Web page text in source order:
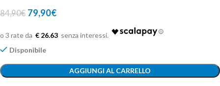
84,90€ 79,90€
€ 26.63
Disponibile
AGGIUNGI AL CARRELLO